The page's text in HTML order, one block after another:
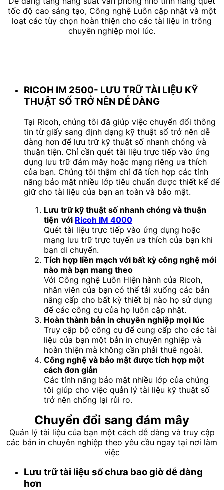
tốc độ cao sáng tạo, Công nghệ Luôn cập nhật và một
loạt các tùy chọn hoàn thiện cho các tài liệu in trông
chuyên nghiệp mọi lúc.
RICOH IM 2500- LƯU TRỮ TÀI LIỆU KỸ
THUẬT SỐ TRỞ NÊN DỄ DÀNG
Tại Ricoh, chúng tôi đã giúp việc chuyển đổi thông
tin từ giấy sang định dạng kỹ thuật số trở nên dễ
dàng hơn để lưu trữ kỹ thuật số nhanh chóng và
thuận tiện. Chỉ cần quét tài liệu trực tiếp vào ứng
dụng lưu trữ đám mây hoặc mạng riêng ưa thích
của bạn. Chúng tôi thậm chí đã tích hợp các tính
năng bảo mật nhiều lớp tiêu chuẩn được thiết kế để
giữ cho tài liệu của bạn an toàn và bảo mật.
Lưu trữ kỹ thuật số nhanh chóng và thuận
tiện với Ricoh IM 4000
Quét tài liệu trực tiếp vào ứng dụng hoặc
mạng lưu trữ trực tuyến ưa thích của bạn khi
bạn di chuyển.
Tích hợp liền mạch với bất kỳ công nghệ mới
nào mà bạn mang theo
Với Công nghệ Luôn Hiện hành của Ricoh,
nhân viên của bạn có thể tải xuống các bản
nâng cấp cho bất kỳ thiết bị nào họ sử dụng
để các công cụ của họ luôn cập nhật.
Hoàn thành bản in chuyên nghiệp mọi lúc
Truy cập bộ công cụ để cung cấp cho các tài
liệu của bạn một bản in chuyên nghiệp và
hoàn thiện mà không cần phải thuê ngoài.
Công nghệ và bảo mật được tích hợp một
cách đơn giản
Các tính năng bảo mật nhiều lớp của chúng
tôi giúp cho việc quản lý tài liệu kỹ thuật số
trở nên chống lại rủi ro.
Chuyển đổi sang đám mây
Quản lý tài liệu của bạn một cách dễ dàng và truy cập
các bản in chuyên nghiệp theo yêu cầu ngay tại nơi làm
việc
Lưu trữ tài liệu số chưa bao giờ dễ dàng
hơn